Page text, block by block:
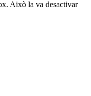
Això la va desactivar